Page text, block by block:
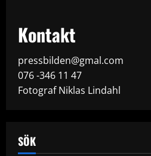
Kontakt
pressbilden@gmal.com
076 -346 11 47
Fotograf Niklas Lindahl
SÖK